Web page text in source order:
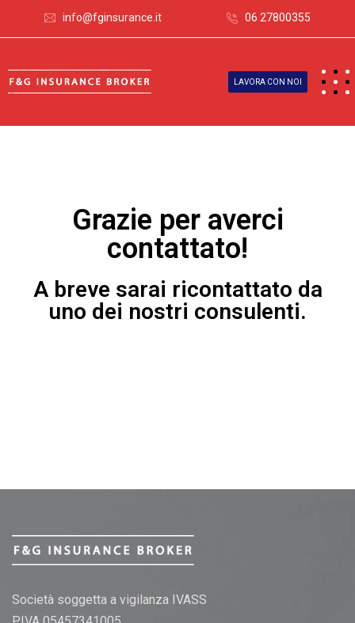
info@fginsurance.it 06 27800355
LAVORA CON NOI
Grazie per averci
contattato!
A breve sarai ricontattato da
uno dei nostri consulenti.
Società soggetta a vigilanza IVASS